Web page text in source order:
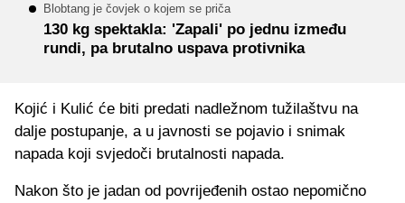
Blobtang je čovjek o kojem se priča
130 kg spektakla: 'Zapali' po jednu između
rundi, pa brutalno uspava protivnika
Kojić i Kulić će biti predati nadležnom tužilaštvu na
dalje postupanje, a u javnosti se pojavio i snimak
napada koji svjedoči brutalnosti napada.
Nakon što je jadan od povrijeđenih ostao nepomično